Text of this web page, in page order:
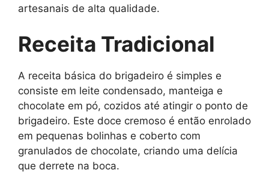
artesanais de alta qualidade.
Receita Tradicional
A receita básica do brigadeiro é simples e
consiste em leite condensado, manteiga e
chocolate em pó, cozidos até atingir o ponto de
brigadeiro. Este doce cremoso é então enrolado
em pequenas bolinhas e coberto com
granulados de chocolate, criando uma delícia
que derrete na boca.